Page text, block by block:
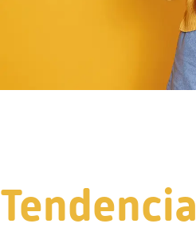
Tendencia